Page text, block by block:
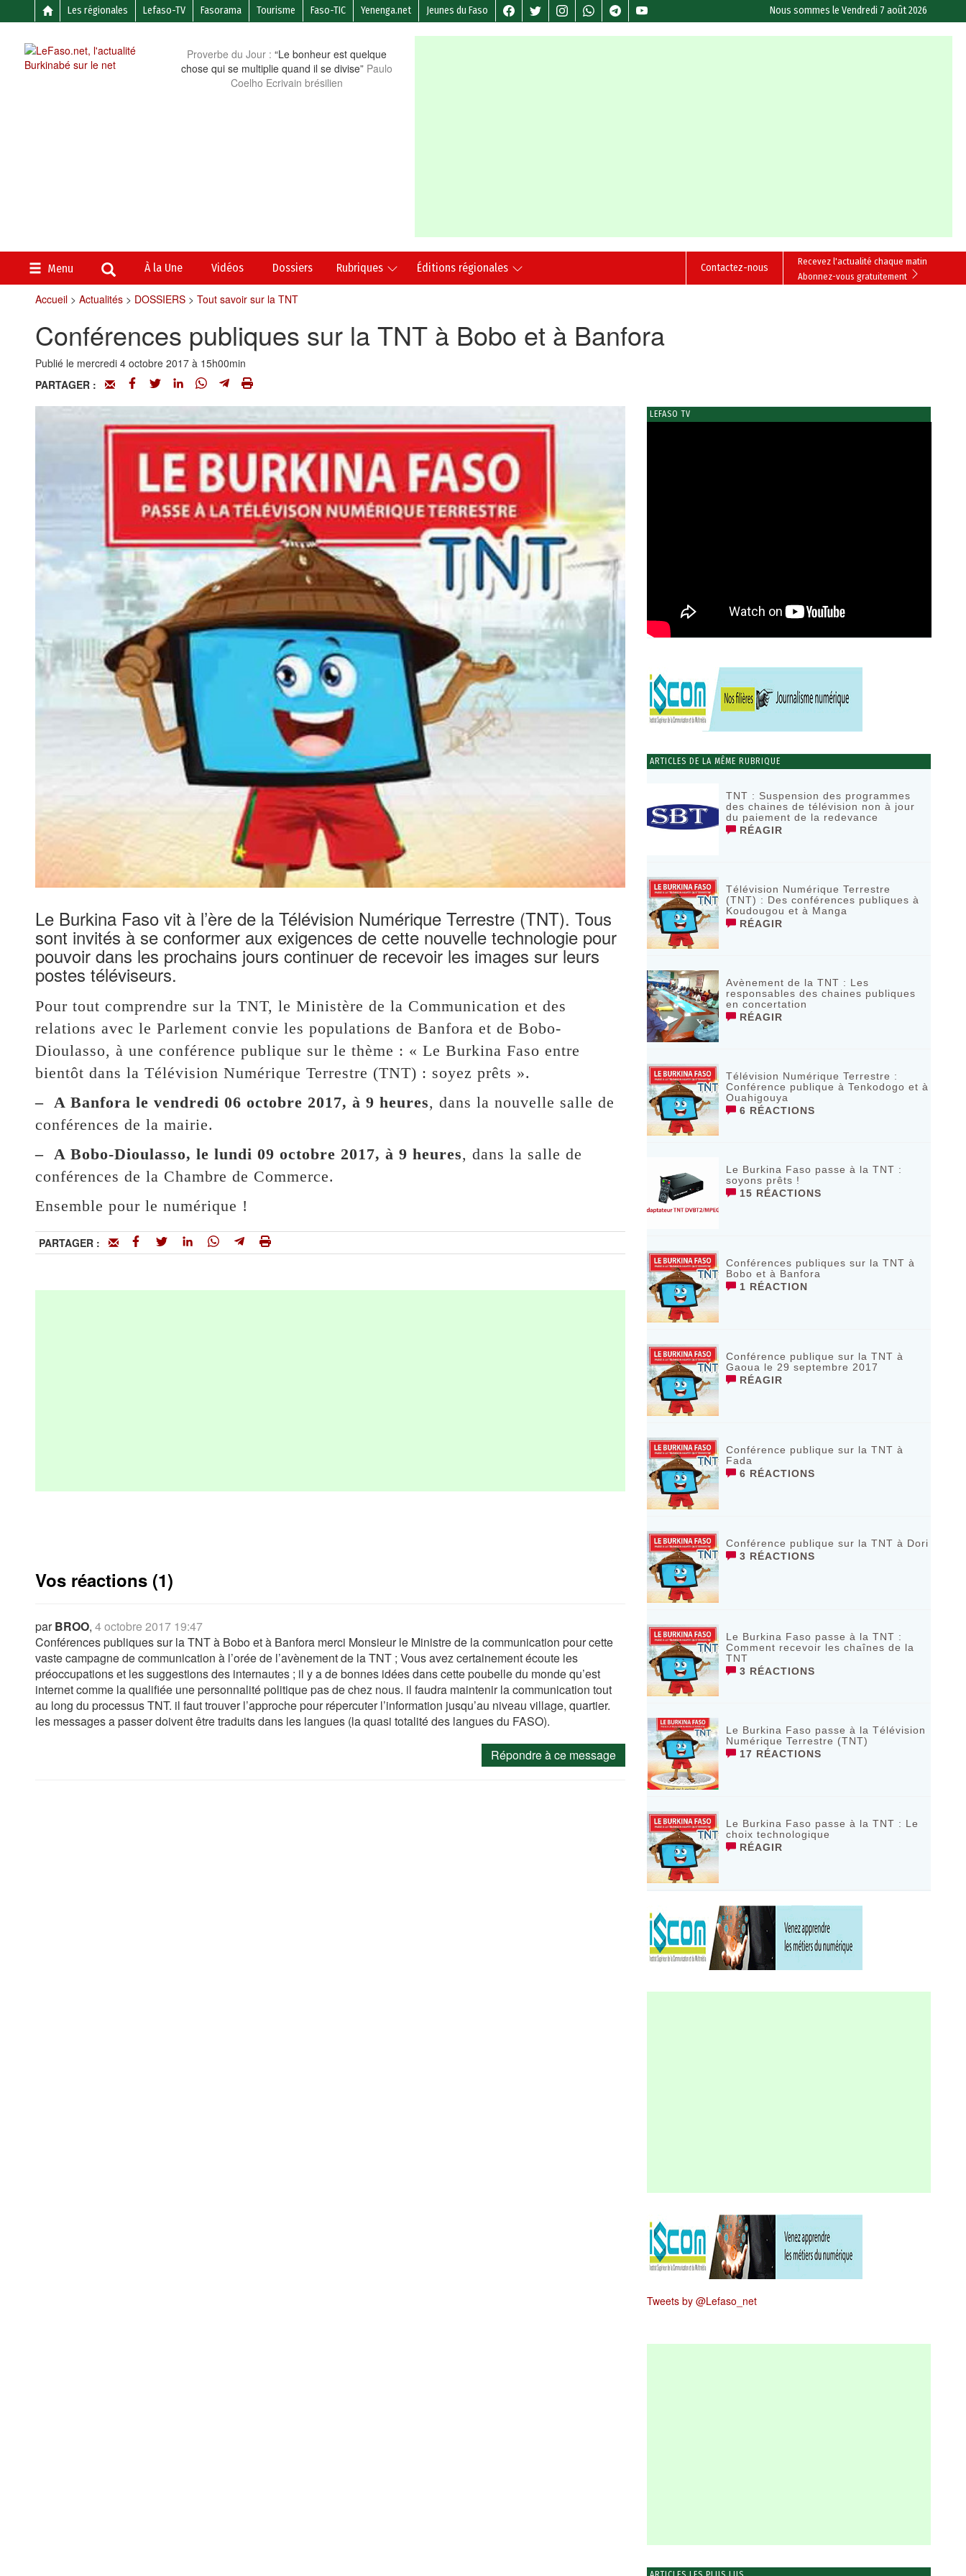
Les régionales Lefaso-TV Fasorama Tourisme Faso-TIC Yenenga.net Jeunes du Faso Nous sommes leVendredi 7 août 2026
Proverbe du Jour : “Le bonheur est quelque
chose qui se multiplie quand il se divise” Paulo
Coelho Ecrivain brésilien
Menu À la Une Vidéos Dossiers Rubriques Éditions régionales
Recevez l'actualité chaque matin
Abonnez-vous gratuitement
Contactez-nous
Accueil> Actualités> DOSSIERS> Tout savoir sur la TNT
Conférences publiques sur la TNT à Bobo et à Banfora
Publié le mercredi 4 octobre 2017 à 15h00min
PARTAGER :
Le Burkina Faso vit à l’ère de la Télévision Numérique Terrestre (TNT). Tous
sont invités à se conformer aux exigences de cette nouvelle technologie pour
pouvoir dans les prochains jours continuer de recevoir les images sur leurs
postes téléviseurs.
Pour tout comprendre sur la TNT, le Ministère de la Communication et des
relations avec le Parlement convie les populations de Banfora et de Bobo-
Dioulasso, à une conférence publique sur le thème : « Le Burkina Faso entre
bientôt dans la Télévision Numérique Terrestre (TNT) : soyez prêts ».
– A Banfora le vendredi 06 octobre 2017, à 9 heures, dans la nouvelle salle de
conférences de la mairie.
– A Bobo-Dioulasso, le lundi 09 octobre 2017, à 9 heures, dans la salle de
conférences de la Chambre de Commerce.
Ensemble pour le numérique !
PARTAGER :
Vos réactions (1)
parBROO, 4 octobre 2017 19:47
Conférences publiques sur la TNT à Bobo et à Banfora merci Monsieur le Ministre de la communication pour cette
vaste campagne de communication à l’orée de l’avènement de la TNT ; Vous avez certainement écoute les
préoccupations et les suggestions des internautes ; il y a de bonnes idées dans cette poubelle du monde qu’est
internet comme la qualifiée une personnalité politique pas de chez nous. il faudra maintenir la communication tout
au long du processus TNT. il faut trouver l’approche pour répercuter l’information jusqu’au niveau village, quartier.
les messages a passer doivent être traduits dans les langues (la quasi totalité des langues du FASO).
Répondre à ce message
LEFASO TV
ARTICLES DE LA MÊME RUBRIQUE
TNT : Suspension des programmes
des chaines de télévision non à jour
du paiement de la redevance
RÉAGIR
Télévision Numérique Terrestre
(TNT) : Des conférences publiques à
Koudougou et à Manga
RÉAGIR
Avènement de la TNT : Les
responsables des chaines publiques
en concertation
RÉAGIR
Télévision Numérique Terrestre :
Conférence publique à Tenkodogo et à
Ouahigouya
6 RÉACTIONS
Le Burkina Faso passe à la TNT :
soyons prêts !
15 RÉACTIONS
Conférences publiques sur la TNT à
Bobo et à Banfora
1 RÉACTION
Conférence publique sur la TNT à
Gaoua le 29 septembre 2017
RÉAGIR
Conférence publique sur la TNT à
Fada
6 RÉACTIONS
Conférence publique sur la TNT à Dori
3 RÉACTIONS
Le Burkina Faso passe à la TNT :
Comment recevoir les chaînes de la
TNT
3 RÉACTIONS
Le Burkina Faso passe à la Télévision
Numérique Terrestre (TNT)
17 RÉACTIONS
Le Burkina Faso passe à la TNT : Le
choix technologique
RÉAGIR
Tweets by @Lefaso_net